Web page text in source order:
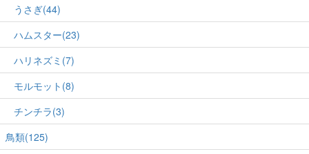
うさぎ(44)
ハムスター(23)
ハリネズミ(7)
モルモット(8)
チンチラ(3)
鳥類(125)